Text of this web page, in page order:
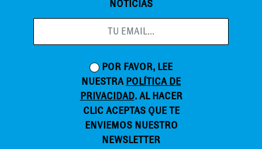
NOTICIAS
POR FAVOR, LEE
NUESTRA POLÍTICA DE
PRIVACIDAD. AL HACER
CLIC ACEPTAS QUE TE
ENVIEMOS NUESTRO
NEWSLETTER